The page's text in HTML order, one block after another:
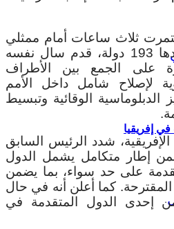
إفريقيا
ثلاث ساعات أمام ممثلي
الدول الأعضاء البالغ عددها 193 دولة، قدم سال نفسه
على الجمع بين الأطراف
لإصلاح شامل داخل الأمم
الدبلوماسية الوقائية وتبسيط
شدد الرئيس السابق
إطار متكامل يشمل الدول
على حد سواء، بما يضمن
كما أعلن أنه في حال
من إحدى الدول المتقدمة في